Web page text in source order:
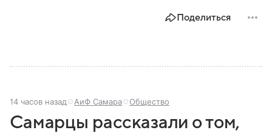
Поделиться
14 часов назад АиФ Самара Общество
Самарцы рассказали о том,